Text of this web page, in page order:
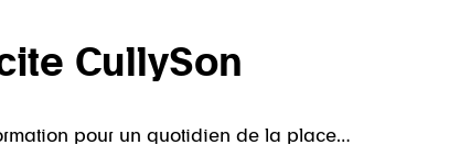
CullySon
pour un quotidien de la place…